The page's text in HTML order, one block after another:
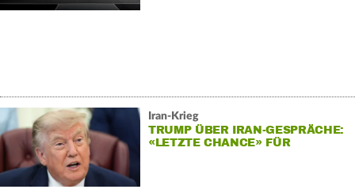
Iran-Krieg
TRUMP ÜBER IRAN-GESPRÄCHE:
«LETZTE CHANCE» FÜR